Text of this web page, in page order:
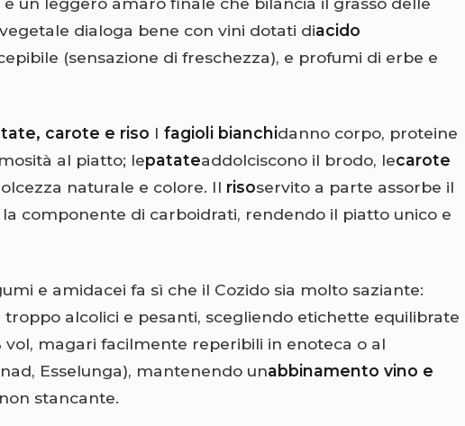
dialoga bene con vini dotati diacido
(sensazione di freschezza), e profumi di erbe e
carote e riso I fagioli bianchidanno corpo, proteine
al piatto; lepatateaddolciscono il brodo, lecarote
naturale e colore. Il risoservito a parte assorbe il
componente di carboidrati, rendendo il piatto unico e
e amidacei fa sì che il Cozido sia molto saziante:
alcolici e pesanti, scegliendo etichette equilibrate
vol, magari facilmente reperibili in enoteca o al
Esselunga), mantenendo unabbinamento vino e
stancante.